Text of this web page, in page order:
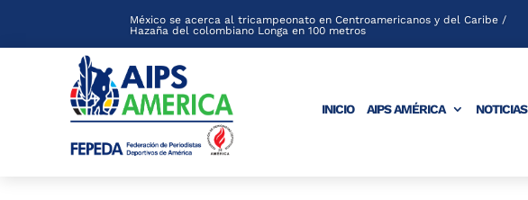
México se acerca al tricampeonato en Centroamericanos y del Caribe /
Hazaña del colombiano Longa en 100 metros
INICIO AIPS AMÉRICA NOTICIAS